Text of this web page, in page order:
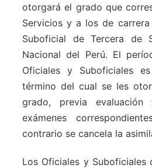
otorgará el grado que
Servicios y a los de
Suboficial de Tercera de
Nacional del Perú. El
Oficiales y Suboficiales
término del cual se les
grado, previa
exámenes
contrario se cancela la
Los Oficiales y Suboficiales